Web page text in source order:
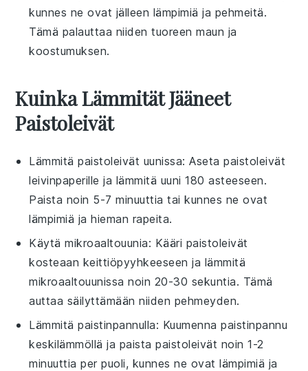
kunnes ne ovat jälleen lämpimiä ja pehmeitä.
Tämä palauttaa niiden tuoreen maun ja
koostumuksen.
Kuinka Lämmität Jääneet
Paistoleivät
Lämmitäpaistoleivät uunissa: Asetapaistoleivät
leivinpaperille ja lämmitä uuni 180 asteeseen.
Paista noin 5-7 minuuttia tai kunnes ne ovat
lämpimiä ja hieman rapeita.
Käytämikroaaltouunia: Kääri paistoleivät
kosteaan keittiöpyyhkeeseen ja lämmitä
mikroaaltouunissa noin 20-30 sekuntia. Tämä
auttaa säilyttämään niiden pehmeyden.
Lämmitäpaistinpannulla: Kuumennapaistinpannu
keskilämmöllä ja paistapaistoleivät noin 1-2
minuuttia per puoli, kunnes ne ovat lämpimiä ja